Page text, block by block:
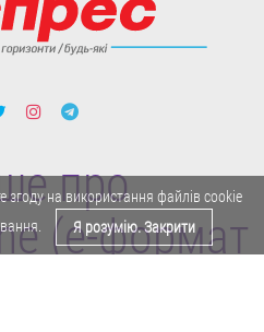
про
(e-формат
згоду на використання файлів cookie
Я розумію. Закрити